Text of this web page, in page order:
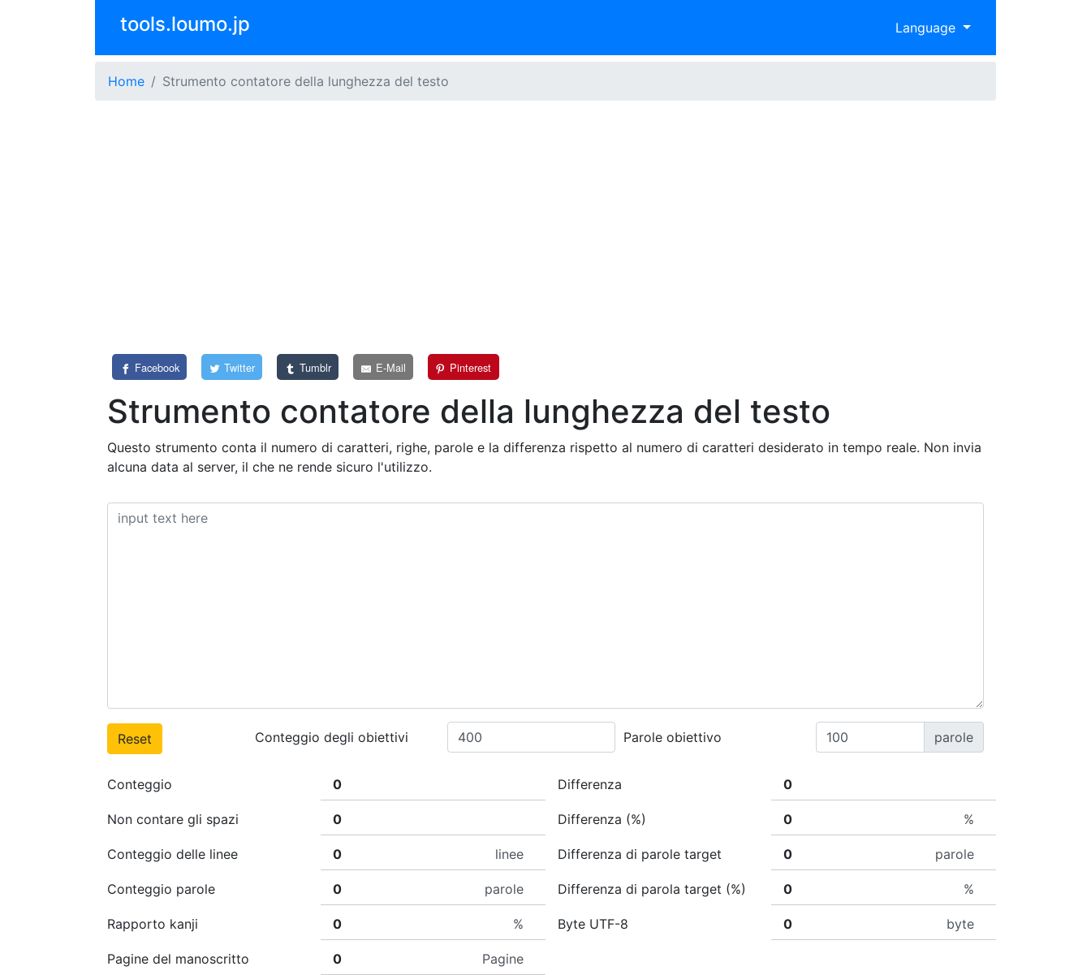
tools.loumo.jp Language
Home Strumento contatore della lunghezza del testo
Facebook Twitter Tumblr E-Mail Pinterest
Strumento contatore della lunghezza del testo
Questo strumento conta il numero di caratteri, righe, parole e la differenza rispetto al numero di caratteri desiderato in tempo reale. Non invia
alcuna data al server, il che ne rende sicuro l'utilizzo.
Reset Conteggio degli obiettivi Parole obiettivo parole
Conteggio
Non contare gli spazi
Conteggio delle linee linee
Conteggio parole parole
Rapporto kanji %
Pagine del manoscritto Pagine
Differenza
Differenza (%) %
Differenza di parole target parole
Differenza di parola target (%) %
Byte UTF-8 byte